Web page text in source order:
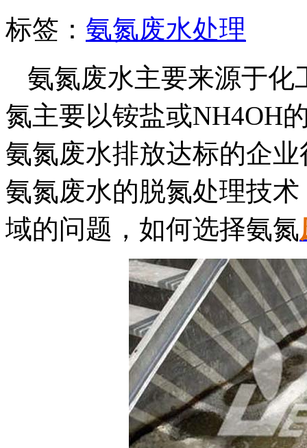
标签： 氨氮废水处理
氨氮废水主要来源于化
氮主要以铵盐或NH4OH
氨氮废水排放达标的企
氨氮废水的脱氮处理技
域的问题，如何选择氨氮